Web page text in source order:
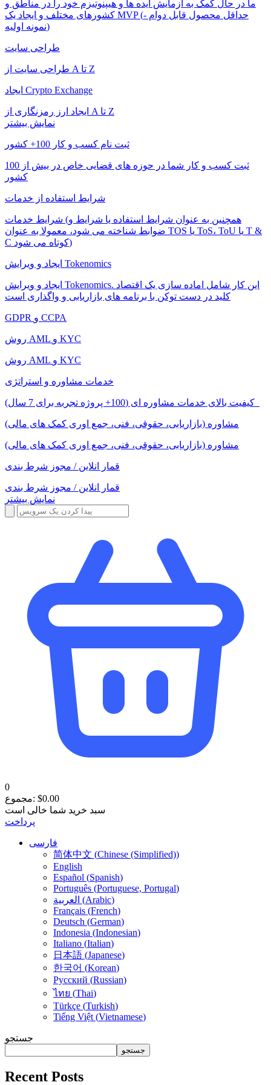
ما در حال کمک به ازمایش ایده ها و هیپنوتیزم خود را در مناطق و
کشورهای مختلف و ایجاد یک MVP (حداقل محصول قابل دوام -
نمونه اولیه)
طراحی سایت
طراحی سایت از A تا Z
ایجاد Crypto Exchange
ایجاد ارز رمزنگاری از A تا Z
نمایش بیشتر
ثبت نام کسب و کار 100+ کشور
ثبت کسب و کار شما در حوزه های قضایی خاص در بیش از 100
کشور
شرایط استفاده از خدمات
شرایط خدمات (همچنین به عنوان شرایط استفاده یا شرایط و
ضوابط شناخته می شود، معمولا به عنوان TOS یا ToS، ToU یا T &
C کوتاه می شود)
ایجاد و ویرایش Tokenomics
ایجاد و ویرایش Tokenomics. این کار شامل اماده سازی یک اقتصاد
کلید در دست توکن با برنامه های بازاریابی و واگذاری است
GDPR و CCPA
روش AML و KYC
روش AML و KYC
خدمات مشاوره و استراتژی
مشاوره (بازاریابی، حقوقی، فنی، جمع اوری کمک های مالی)
مشاوره (بازاریابی، حقوقی، فنی، جمع اوری کمک های مالی)
قمار انلاین / مجوز شرط بندی
قمار انلاین / مجوز شرط بندی
نمایش بیشتر
0
مجموع: $0.00
سبد خرید شما خالی است
پرداخت
فارسی
简体中文 (Chinese (Simplified))
English
Español (Spanish)
Português (Portuguese, Portugal)
العربية (Arabic)
Français (French)
Deutsch (German)
Indonesia (Indonesian)
Italiano (Italian)
日本語 (Japanese)
한국어 (Korean)
Русский (Russian)
ไทย (Thai)
Türkçe (Turkish)
Tiếng Việt (Vietnamese)
جستجو
جستجو
Recent Posts